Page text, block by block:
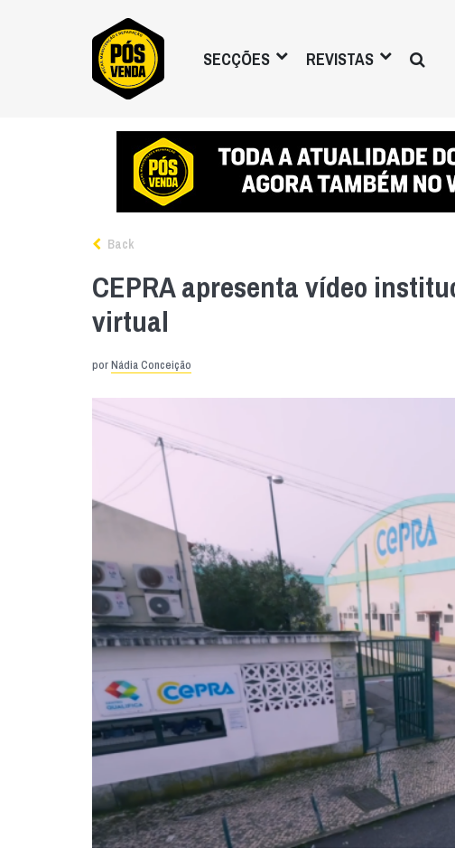
SECÇÕES REVISTAS
Back
CEPRA apresenta vídeo
virtual
porNádia Conceição